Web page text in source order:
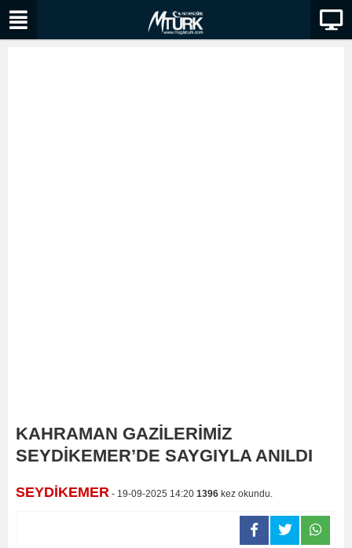
KAHRAMAN GAZİLERİMİZ
SEYDİKEMER’DE SAYGIYLA ANILDI
SEYDİKEMER - 19-09-2025 14:20 1396 kez okundu.